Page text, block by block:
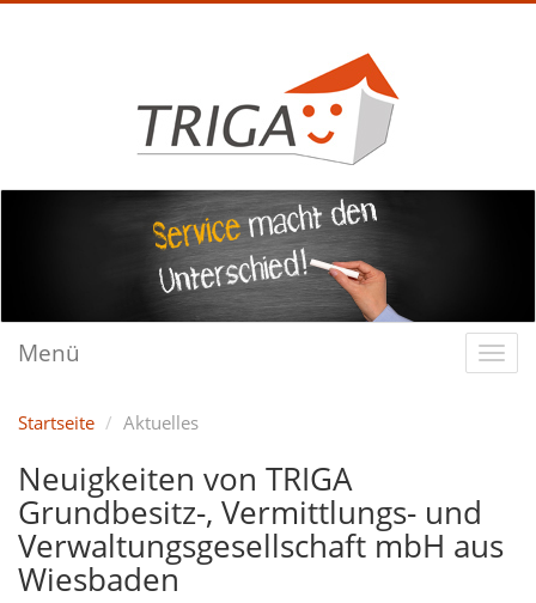
Menü
Startseite Aktuelles
Neuigkeiten von TRIGA
Grundbesitz-, Vermittlungs- und
Verwaltungsgesellschaft mbH aus
Wiesbaden